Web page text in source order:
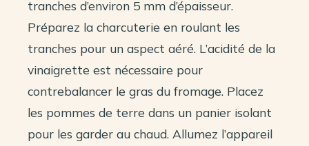
tranches d’environ 5 mm d’épaisseur.
Préparez la charcuterie en roulant les
tranches pour un aspect aéré. L’acidité de la
vinaigrette est nécessaire pour
contrebalancer le gras du fromage. Placez
les pommes de terre dans un panier isolant
pour les garder au chaud. Allumez l’appareil